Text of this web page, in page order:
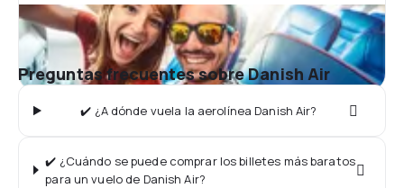
Preguntas frecuentes sobre Danish Air
✔️ ¿A dónde vuela la aerolínea Danish Air?
✔️ ¿Cuándo se puede comprar los billetes más baratos
para un vuelo de Danish Air?